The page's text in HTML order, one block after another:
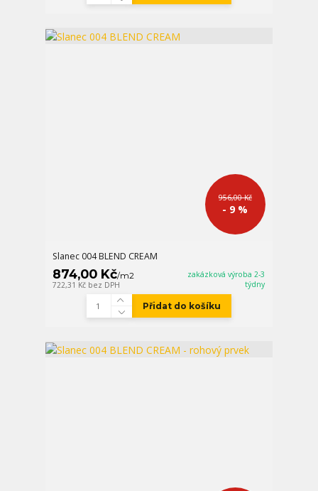
956,00 Kč
- 9 %
Slanec 004 BLEND CREAM
874,00 Kč/m2
722,31 Kč bez DPH
zakázková výroba 2-3
týdny
Přidat do košíku